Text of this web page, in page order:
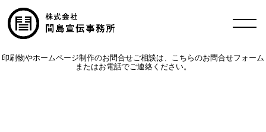
印刷物やホームページ制作のお問合せご相談は、こちらのお問合せフォーム
またはお電話でご連絡ください。